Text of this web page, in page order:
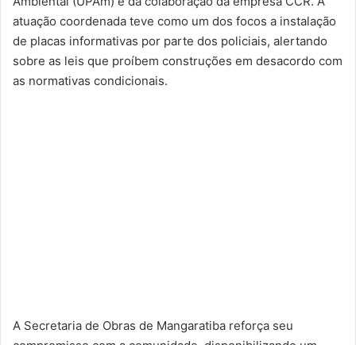
atuação coordenada teve como um dos focos a instalação
de placas informativas por parte dos policiais, alertando
sobre as leis que proíbem construções em desacordo com
as normativas condicionais.
A Secretaria de Obras de Mangaratiba reforça seu